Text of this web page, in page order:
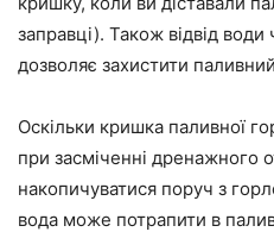
заправці). Також відвід
дозволяє захистити
Оскільки кришка паливної
при засміченні
накопичуватися поруч з
вода може потрапити в